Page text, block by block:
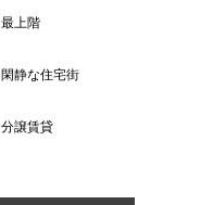
最上階
閑静な住宅街
分譲賃貸